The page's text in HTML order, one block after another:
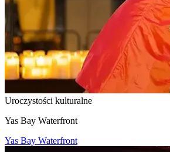
Uroczystości kulturalne
Yas Bay Waterfront
Yas Bay Waterfront